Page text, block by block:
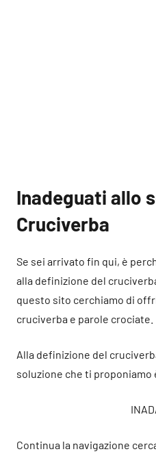
Inadeguati allo
Cruciverba
Se sei arrivato fin qui, è
alla definizione del
questo sito cerchiamo di
cruciverba e parole crociate.
Alla definizione del
soluzione che ti proponiamo
Continua la navigazione